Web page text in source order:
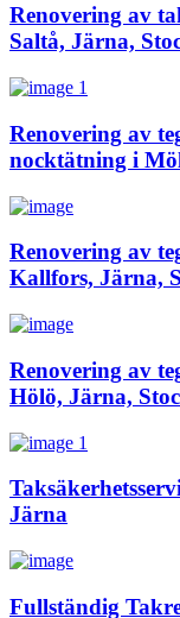
Renovering av
Saltå, Järna,
Renovering av
nocktätning i
Renovering av
Kallfors, Järna,
Renovering av
Hölö, Järna,
Järna
Fullständig